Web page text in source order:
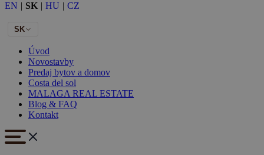
EN | SK | HU | CZ
SK
Úvod
Novostavby
Predaj bytov a domov
Costa del sol
MALAGA REAL ESTATE
Blog & FAQ
Kontakt